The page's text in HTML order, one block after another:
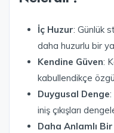
İç Huzur: Günlük
daha huzurlu bir
Kendine Güven:
kabullendikçe
Duygusal Denge
iniş çıkışları
Daha Anlamlı